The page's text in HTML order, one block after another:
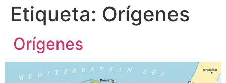
Etiqueta: Orígenes
Orígenes